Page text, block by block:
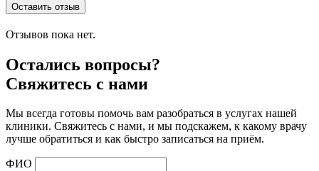
Оставить отзыв
Отзывов пока нет.
Остались вопросы?
Свяжитесь с нами
Мы всегда готовы помочь вам разобраться в услугах нашей
клиники. Свяжитесь с нами, и мы подскажем, к какому врачу
лучше обратиться и как быстро записаться на приём.
ФИО